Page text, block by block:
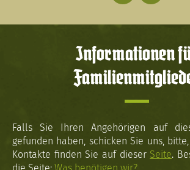
Informationen
Falls Sie Ihren Angehörigen auf
gefunden haben, schicken Sie uns,
Kontakte finden Sie auf dieser Seite.